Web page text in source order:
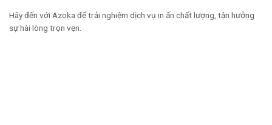
Hãy đến với Azoka để trải nghiệm dịch vụ in ấn chất lượng, tận hưởng
sự hài lòng trọn vẹn.